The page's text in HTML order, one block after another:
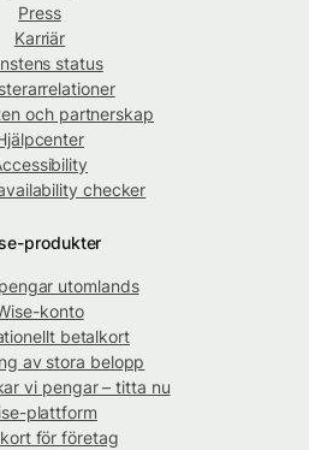
Press
Karriär
status
och partnerskap
checker
produkter
utomlands
konto
betalkort
av stora belopp
vi pengar – titta nu
plattform
för företag